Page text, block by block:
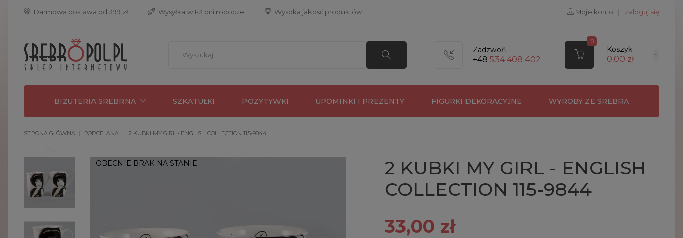
 Darmowa dostawa od 399 zł  Wysyłka w 1-3 dni robocze  Wysoka jakość produktów Moje konto Zaloguj się
Zadzwoń
+48 534 408 402
0
Koszyk
0,00 zł
BIŻUTERIA SREBRNA SZKATUŁKI POZYTYWKI UPOMINKI I PREZENTY FIGURKI DEKORACYJNE WYROBY ZE SREBRA
STRONA GŁÓWNA PORCELANA 2 KUBKI MY GIRL - ENGLISH COLLECTION 115-9844
OBECNIE BRAK NA STANIE
2 KUBKI MY GIRL - ENGLISH
COLLECTION 115-9844
33,00 zł